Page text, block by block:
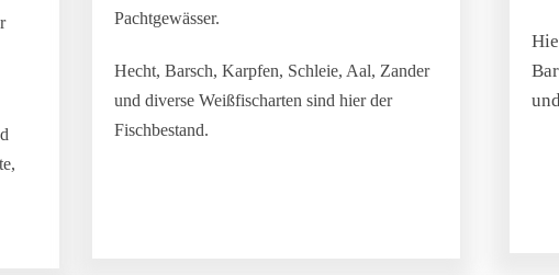
Pachtgewässer.
Hecht, Barsch, Karpfen, Schleie, Aal, Zander
und diverse Weißfischarten sind hier der
Fischbestand.